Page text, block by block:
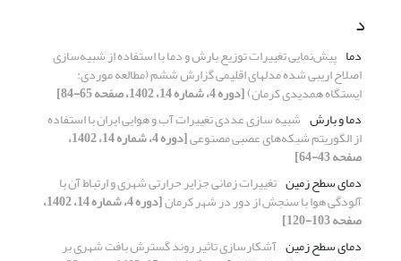
د
دما پیش‌نمایی تغییرات توزیع بارش و دما با استفاده از شبیه‌سازی
اصلاح اریبی شده مدل‎های اقلیمی گزارش ششم (مطالعه موردی:
ایستگاه همدیدی کرمان)[دوره 4، شماره 14، 1402، صفحه 65-84]
دما و بارش شبیه سازی عددی تغییرات آب و هوایی ایران با استفاده
از الگوریتم شبکه‌های عصبی مصنوعی [دوره 4، شماره 14، 1402،
صفحه 43-64]
دمای سطح زمین تغییرات زمانی جزایر حرارتی شهری و ارتباط آن با
آلودگی هوا با سنجش از دور در شهر کرمان [دوره 4، شماره 14، 1402،
صفحه 103-120]
دمای سطح زمین آشکارسازی تاثیر روند گسترش بافت شهری بر